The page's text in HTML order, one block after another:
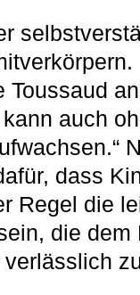
Toussaud
auch
dass
Regel die
die